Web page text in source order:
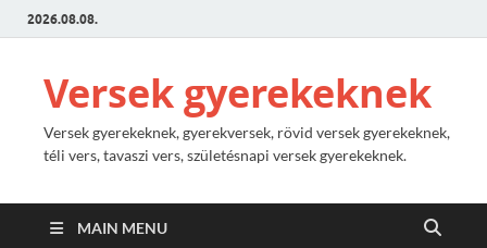
2026.08.08.
Versek gyerekeknek
Versek gyerekeknek, gyerekversek, rövid versek gyerekeknek,
téli vers, tavaszi vers, születésnapi versek gyerekeknek.
MAIN MENU